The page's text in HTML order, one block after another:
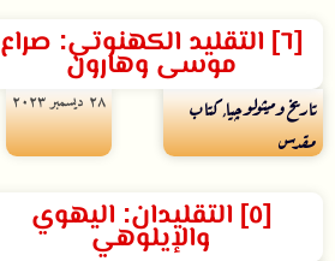
[٦] التقليد الكهنوتي: صراع
موسى وهارون
تاريخ وميثولوچيا,كتاب
مقدس
۲۸ ديسمبر ۲۰۲۳
[٥] التقليدان: اليهوي
والإيلوهي